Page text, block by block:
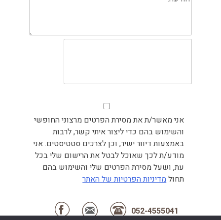
אני מאשר/ת את מסירת הפרטים מרצוני החופשי
והשימוש בהם כדי ליצור איתי קשר, לרבות
באמצעות דיוור ישיר, וכן לצרכים סטטיסטים. אני
מודע/ת לכך שאוכל לבטל את הרישום שלי בכל
עת, ושעל מסירת הפרטים שלי והשימוש בהם
תחולמדיניות הפרטיות של האתר
052-4555041